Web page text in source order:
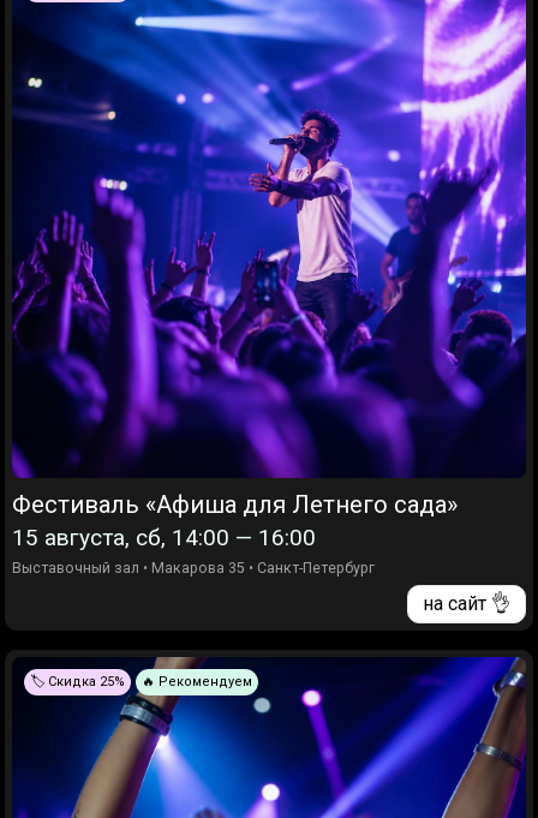
Фестиваль «Афиша для Летнего сада»
15 августа, сб, 14:00 — 16:00
Выставочный зал • Макарова 35 • Санкт-Петербург
на сайт 👌
🏷️ Скидка 25% 🔥 Рекомендуем